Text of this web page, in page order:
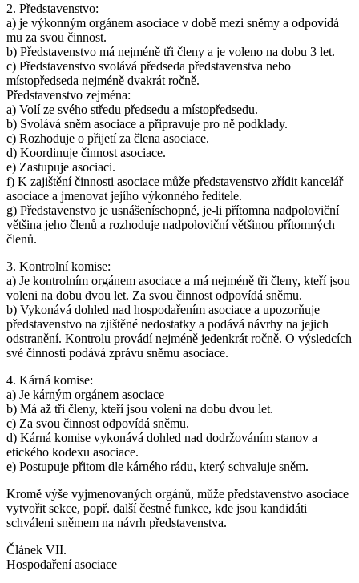
2. Představenstvo:
a) je výkonným orgánem asociace v době mezi sněmy a odpovídá
mu za svou činnost.
b) Představenstvo má nejméně tři členy a je voleno na dobu 3 let.
c) Představenstvo svolává předseda představenstva nebo
místopředseda nejméně dvakrát ročně.
Představenstvo zejména:
a) Volí ze svého středu předsedu a místopředsedu.
b) Svolává sněm asociace a připravuje pro ně podklady.
c) Rozhoduje o přijetí za člena asociace.
d) Koordinuje činnost asociace.
e) Zastupuje asociaci.
f) K zajištění činnosti asociace může představenstvo zřídit kancelář
asociace a jmenovat jejího výkonného ředitele.
g) Představenstvo je usnášeníschopné, je-li přítomna nadpoloviční
většina jeho členů a rozhoduje nadpoloviční většinou přítomných
členů.
3. Kontrolní komise:
a) Je kontrolním orgánem asociace a má nejméně tři členy, kteří jsou
voleni na dobu dvou let. Za svou činnost odpovídá sněmu.
b) Vykonává dohled nad hospodařením asociace a upozorňuje
představenstvo na zjištěné nedostatky a podává návrhy na jejich
odstranění. Kontrolu provádí nejméně jedenkrát ročně. O výsledcích
své činnosti podává zprávu sněmu asociace.
4. Kárná komise:
a) Je kárným orgánem asociace
b) Má až tři členy, kteří jsou voleni na dobu dvou let.
c) Za svou činnost odpovídá sněmu.
d) Kárná komise vykonává dohled nad dodržováním stanov a
etického kodexu asociace.
e) Postupuje přitom dle kárného rádu, který schvaluje sněm.
Kromě výše vyjmenovaných orgánů, může představenstvo asociace
vytvořit sekce, popř. další čestné funkce, kde jsou kandidáti
schváleni sněmem na návrh představenstva.
Článek VII.
Hospodaření asociace